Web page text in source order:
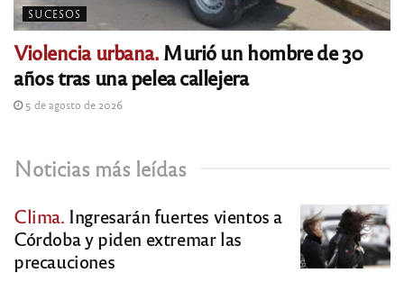
SUCESOS
Violencia urbana.Murió un hombre de 30
años tras una pelea callejera
5 de agosto de 2026
Noticias más leídas
Clima. Ingresarán fuertes vientos a
Córdoba y piden extremar las
precauciones